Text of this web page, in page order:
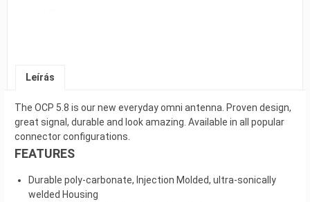
Leírás
The OCP 5.8 is our new everyday omni antenna. Proven design,
great signal, durable and look amazing. Available in all popular
connector configurations.
FEATURES
Durable poly-carbonate, Injection Molded, ultra-sonically
welded Housing